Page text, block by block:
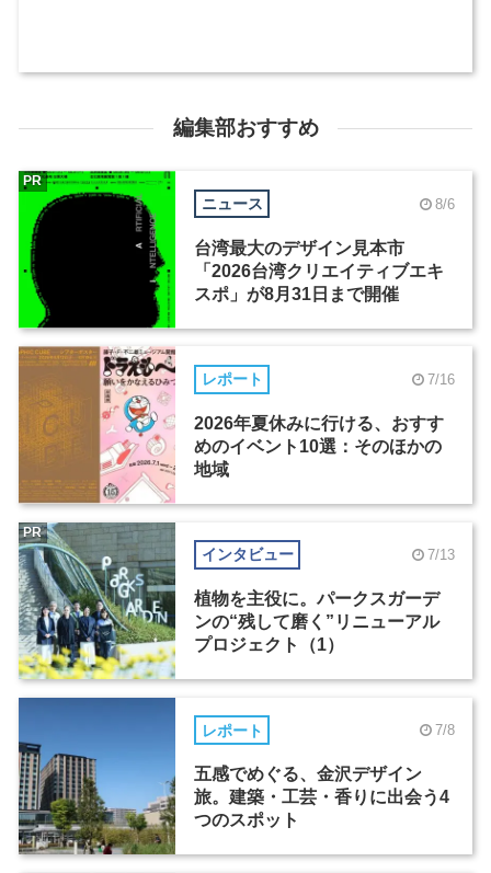
編集部おすすめ
ニュース 8/6
台湾最大のデザイン見本市
「2026台湾クリエイティブエキ
スポ」が8月31日まで開催
PR
レポート 7/16
2026年夏休みに行ける、おすす
めのイベント10選：そのほかの
地域
インタビュー 7/13
植物を主役に。パークスガーデ
ンの“残して磨く”リニューアル
プロジェクト（1）
PR
レポート 7/8
五感でめぐる、金沢デザイン
旅。建築・工芸・香りに出会う4
つのスポット